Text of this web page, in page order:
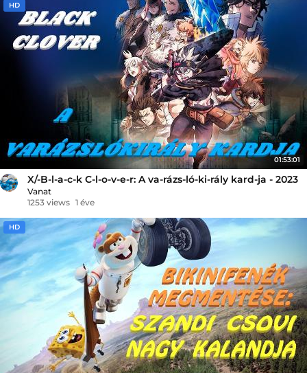
HD
01:53:01
X/-B-l-a-c-k C-l-o-v-e-r: A va-rázs-ló-ki-rály kard-ja - 2023
Vanat
1253 views 1 éve
HD